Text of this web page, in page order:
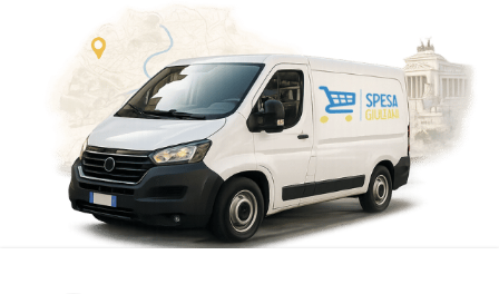
ufficio a Roma e provincia
ORDINA ORA